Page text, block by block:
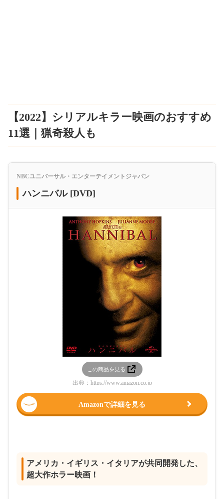
【2022】シリアルキラー映画のおすすめ
11選｜猟奇殺人も
NBCユニバーサル・エンターテイメントジャパン
ハンニバル [DVD]
この商品を見る
出典： https://www.amazon.co.jp
Amazonで詳細を見る
アメリカ・イギリス・イタリアが共同開発した、
超大作ホラー映画！